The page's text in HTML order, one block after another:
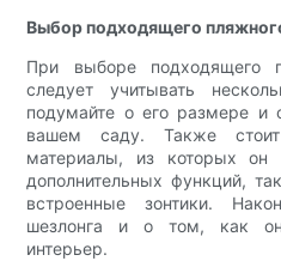
Выбор подходящего
При выборе подходящего
следует учитывать
подумайте о его размере и
вашем саду. Также
материалы, из которых он
дополнительных функций,
встроенные зонтики.
шезлонга и о том, как
интерьер.